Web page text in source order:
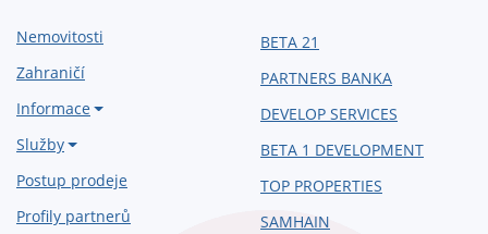
Nemovitosti
Zahraničí
Informace
Služby
Postup prodeje
Profily partnerů
BETA 21
PARTNERS BANKA
DEVELOP SERVICES
BETA 1 DEVELOPMENT
TOP PROPERTIES
SAMHAIN